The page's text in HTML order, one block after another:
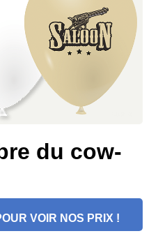
du cow-
VOIR NOS PRIX !